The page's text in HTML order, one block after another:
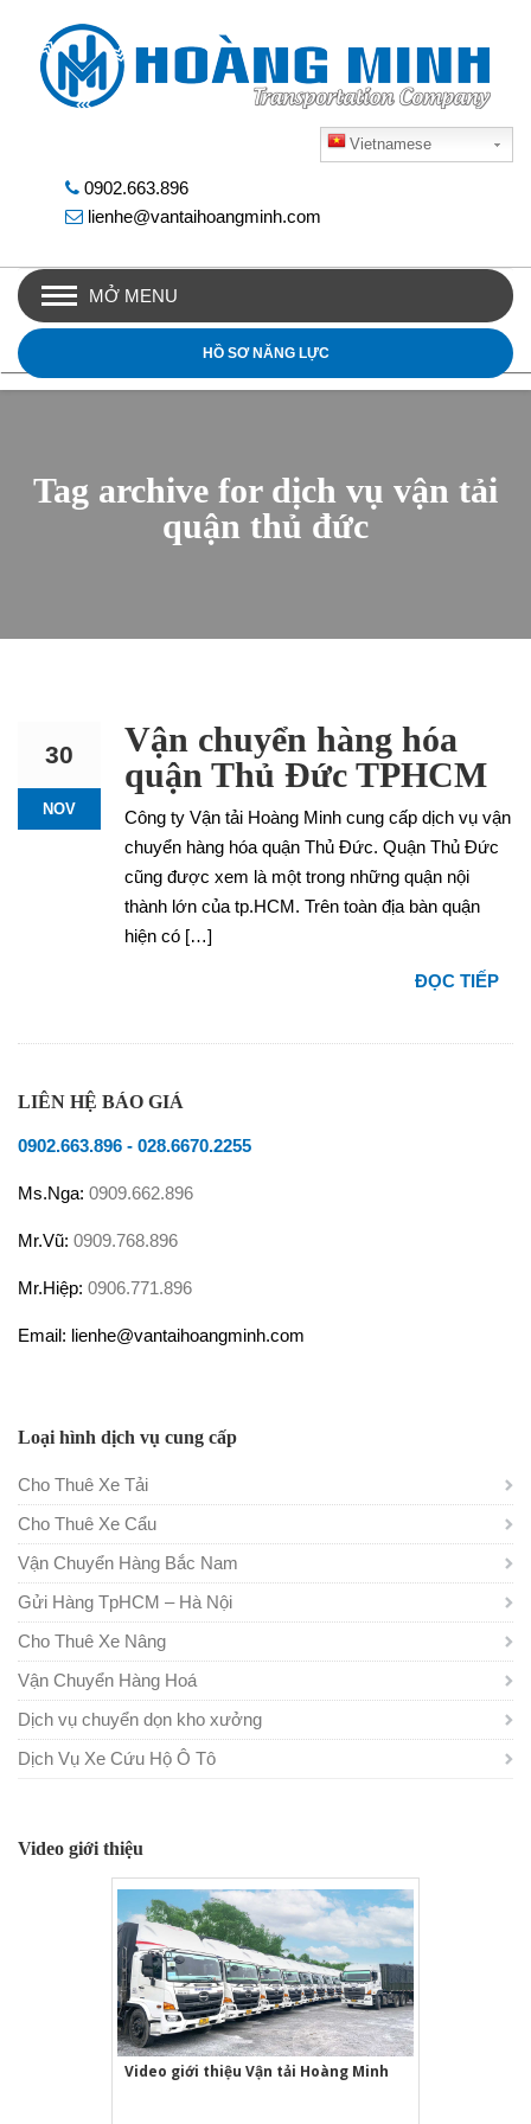
Vietnamese
0902.663.896
lienhe@vantaihoangminh.com
MỞ MENU
HỒ SƠ NĂNG LỰC
Tag archive for dịch vụ vận tải
quận thủ đức
30
NOV
Vận chuyển hàng hóa
quận Thủ Đức TPHCM
Công ty Vận tải Hoàng Minh cung cấp dịch vụ vận
chuyển hàng hóa quận Thủ Đức. Quận Thủ Đức
cũng được xem là một trong những quận nội
thành lớn của tp.HCM. Trên toàn địa bàn quận
hiện có […]
ĐỌC TIẾP
LIÊN HỆ BÁO GIÁ
0902.663.896 - 028.6670.2255
Ms.Nga: 0909.662.896
Mr.Vũ: 0909.768.896
Mr.Hiệp: 0906.771.896
Email: lienhe@vantaihoangminh.com
Loại hình dịch vụ cung cấp
Cho Thuê Xe Tải
Cho Thuê Xe Cẩu
Vận Chuyển Hàng Bắc Nam
Gửi Hàng TpHCM – Hà Nội
Cho Thuê Xe Nâng
Vận Chuyển Hàng Hoá
Dịch vụ chuyển dọn kho xưởng
Dịch Vụ Xe Cứu Hộ Ô Tô
Video giới thiệu
Video giới thiệu Vận tải Hoàng Minh